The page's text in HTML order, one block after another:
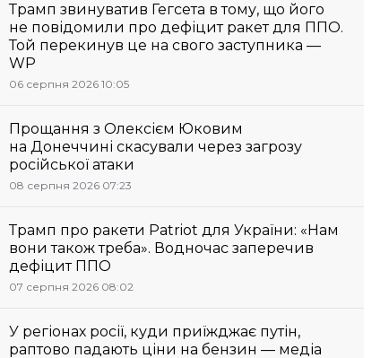
Трамп звинуватив Гегсета в тому, що його
не повідомили про дефіцит ракет для ППО.
Той перекинув це на свого заступника —
WP
06 серпня 2026 10:05
Прощання з Олексієм Юковим
на Донеччині скасували через загрозу
російської атаки
08 серпня 2026 07:23
Трамп про ракети Patriot для України: «Нам
вони також треба». Водночас заперечив
дефіцит ППО
07 серпня 2026 08:02
У регіонах росії, куди приїжджає путін,
раптово падають ціни на бензин — медіа